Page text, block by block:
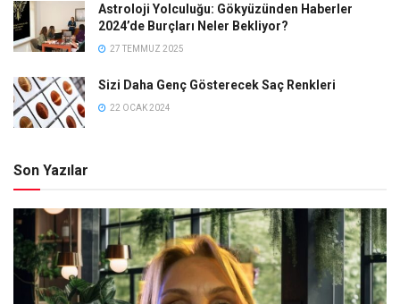
Astroloji Yolculuğu: Gökyüzünden Haberler
2024’de Burçları Neler Bekliyor?
27 TEMMUZ 2025
Sizi Daha Genç Gösterecek Saç Renkleri
22 OCAK 2024
Son Yazılar